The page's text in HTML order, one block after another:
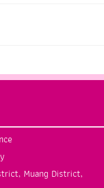
Muang District,